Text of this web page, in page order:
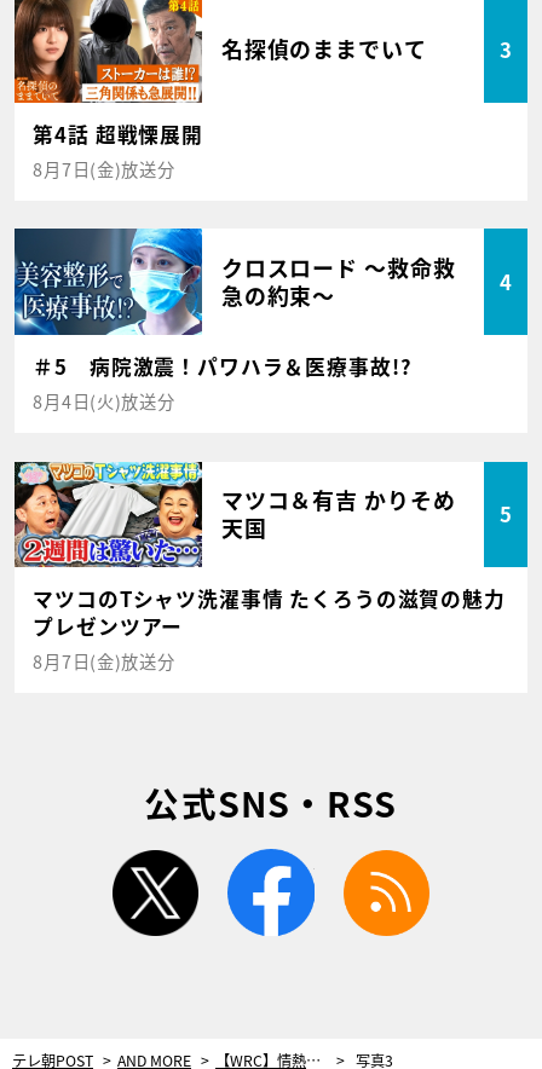
名探偵のままでいて 3
第4話 超戦慄展開
8月7日(金)放送分
クロスロード ～救命救
急の約束～
4
＃5 病院激震！パワハラ＆医療事故!?
8月4日(火)放送分
マツコ＆有吉 かりそめ
天国
5
マツコのTシャツ洗濯事情 たくろうの滋賀の魅力
プレゼンツアー
8月7日(金)放送分
公式SNS・RSS
twitter facebook
テレ朝POST AND MORE 【WRC】情熱の国スペインのイベントは、WRC最速とも言われる高速ラリー 写真3